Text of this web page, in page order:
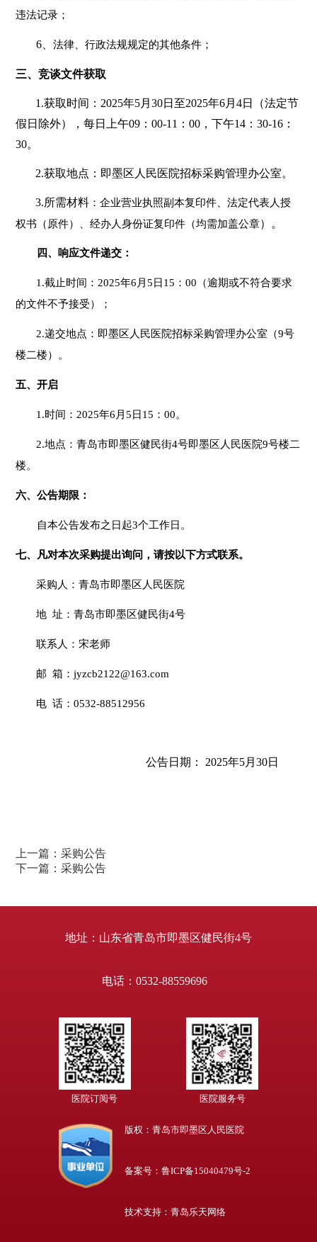
违法记录；
6、法律、行政法规规定的其他条件；
三、竞谈文件获取
1.获取时间：2025年5月30日至2025年6月4日（法定节
假日除外），每日上午09：00-11：00，下午14：30-16：
30。
2.获取地点：即墨区人民医院招标采购管理办公室。
3.所需材料 ：企业营业执照副本复印件、法定代表人授
权书（原件）、经办人身份证复印件（均需加盖公章）。
四、响应文件递交：
1.截止时间：2025年6月5日15：00（逾期或不符合要求
的文件不予接受）；
2.递交地点：即墨区人民医院招标采购管理办公室（9号
楼二楼）。
五、开启
1.时间：2025年6月5日15：00。
2.地点：青岛市即墨区健民街4号即墨区人民医院9号楼二
楼。
六、公告期限：
自本公告发布之日起3个工作日。
七、凡对本次采购提出询问，请按以下方式联系。
采购人：青岛市即墨区人民医院
地 址：青岛市即墨区健民街4号
联系人：宋老师
邮 箱：jyzcb2122@163.com
电 话：0532-88512956
公告日期： 2025年5月30日
上一篇：采购公告
下一篇：采购公告
地址：山东省青岛市即墨区健民街4号
电话：0532-88559696
医院订阅号 医院服务号
版权：青岛市即墨区人民医院
备案号：鲁ICP备15040479号-2
技术支持：青岛乐天网络